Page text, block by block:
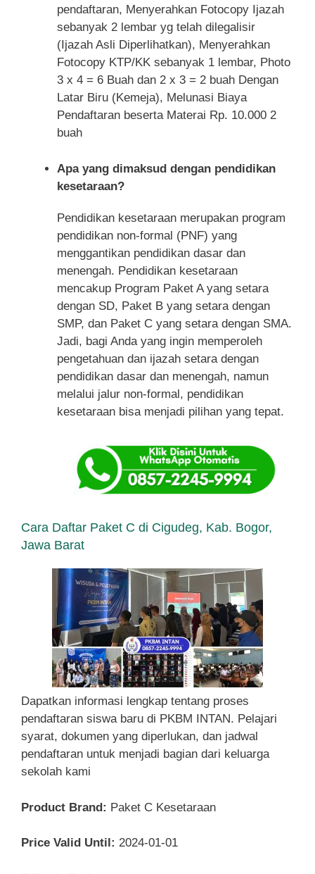
pendaftaran, Menyerahkan Fotocopy Ijazah
sebanyak 2 lembar yg telah dilegalisir
(Ijazah Asli Diperlihatkan), Menyerahkan
Fotocopy KTP/KK sebanyak 1 lembar, Photo
3 x 4 = 6 Buah dan 2 x 3 = 2 buah Dengan
Latar Biru (Kemeja), Melunasi Biaya
Pendaftaran beserta Materai Rp. 10.000 2
buah
Apa yang dimaksud dengan pendidikan
kesetaraan?
Pendidikan kesetaraan merupakan program
pendidikan non-formal (PNF) yang
menggantikan pendidikan dasar dan
menengah. Pendidikan kesetaraan
mencakup Program Paket A yang setara
dengan SD, Paket B yang setara dengan
SMP, dan Paket C yang setara dengan SMA.
Jadi, bagi Anda yang ingin memperoleh
pengetahuan dan ijazah setara dengan
pendidikan dasar dan menengah, namun
melalui jalur non-formal, pendidikan
kesetaraan bisa menjadi pilihan yang tepat.
Cara Daftar Paket C di Cigudeg, Kab. Bogor,
Jawa Barat
Dapatkan informasi lengkap tentang proses
pendaftaran siswa baru di PKBM INTAN. Pelajari
syarat, dokumen yang diperlukan, dan jadwal
pendaftaran untuk menjadi bagian dari keluarga
sekolah kami
Product Brand: Paket C Kesetaraan
Price Valid Until: 2024-01-01